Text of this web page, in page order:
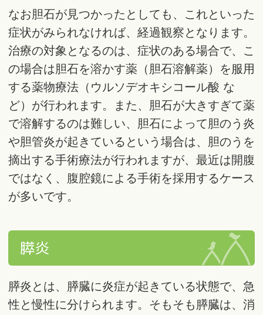
なお胆石が見つかったとしても、これといった
症状がみられなければ、経過観察となります。
治療の対象となるのは、症状のある場合で、こ
の場合は胆石を溶かす薬（胆石溶解薬）を服用
する薬物療法（ウルソデオキシコール酸 な
ど）が行われます。また、胆石が大きすぎて薬
で溶解するのは難しい、胆石によって胆のう炎
や胆管炎が起きているという場合は、胆のうを
摘出する手術療法が行われますが、最近は開腹
ではなく、腹腔鏡による手術を採用するケース
が多いです。
膵炎
膵炎とは、膵臓に炎症が起きている状態で、急
性と慢性に分けられます。そもそも膵臓は、消